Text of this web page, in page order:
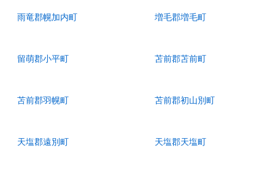
雨竜郡幌加内町 増毛郡増毛町
留萌郡小平町 苫前郡苫前町
苫前郡羽幌町 苫前郡初山別町
天塩郡遠別町 天塩郡天塩町